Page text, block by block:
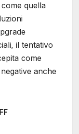
quella
il tentativo
come
anche